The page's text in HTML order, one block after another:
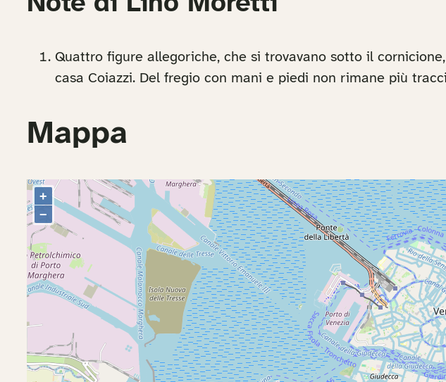
Quattro figure allegoriche, che si trovavano sotto il
casa Coiazzi. Del fregio con mani e piedi non rimane più
Mappa